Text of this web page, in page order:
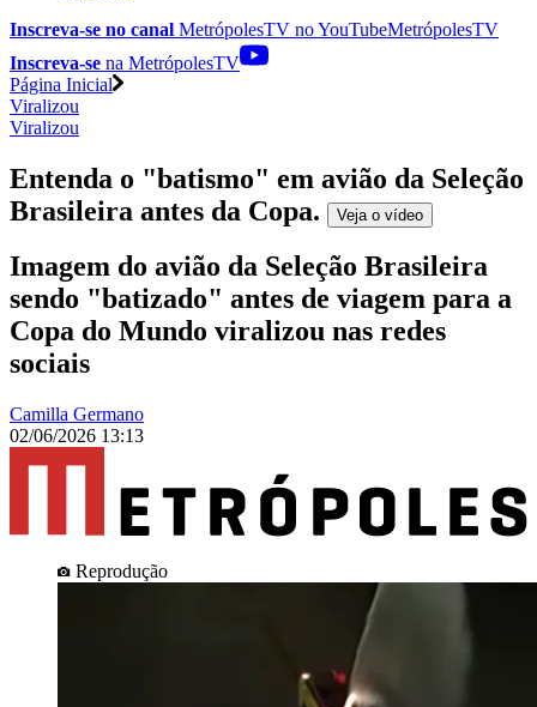
Inscreva-se no canal MetrópolesTV noYouTubeMetrópolesTV
Inscreva-se na MetrópolesTV
Página Inicial
Viralizou
Viralizou
Entenda o "batismo" em avião da Seleção
Brasileira antes da Copa. Veja o vídeo
Imagem do avião da Seleção Brasileira
sendo "batizado" antes de viagem para a
Copa do Mundo viralizou nas redes
sociais
Camilla Germano
02/06/2026 13:13
Reprodução